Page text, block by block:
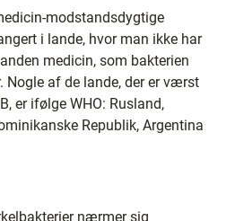
modstandsdygtige
i lande, hvor man ikke har
medicin, som bakterien
Nogle af de lande, der er værst
er ifølge WHO: Rusland,
Republik, Argentina
nærmer sig